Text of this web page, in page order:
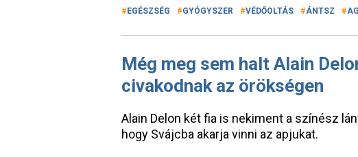
EGÉSZSÉG GYÓGYSZER VÉDŐOLTÁS ÁNTSZ
Még meg sem halt Alain
civakodnak az örökségen
Alain Delon két fia is nekiment a színész
hogy Svájcba akarja vinni az apjukat.